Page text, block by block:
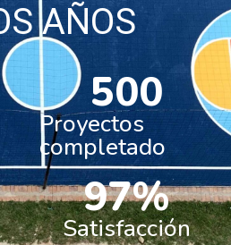
AÑOS
Proyectos
completado
500
Satisfacción
97%